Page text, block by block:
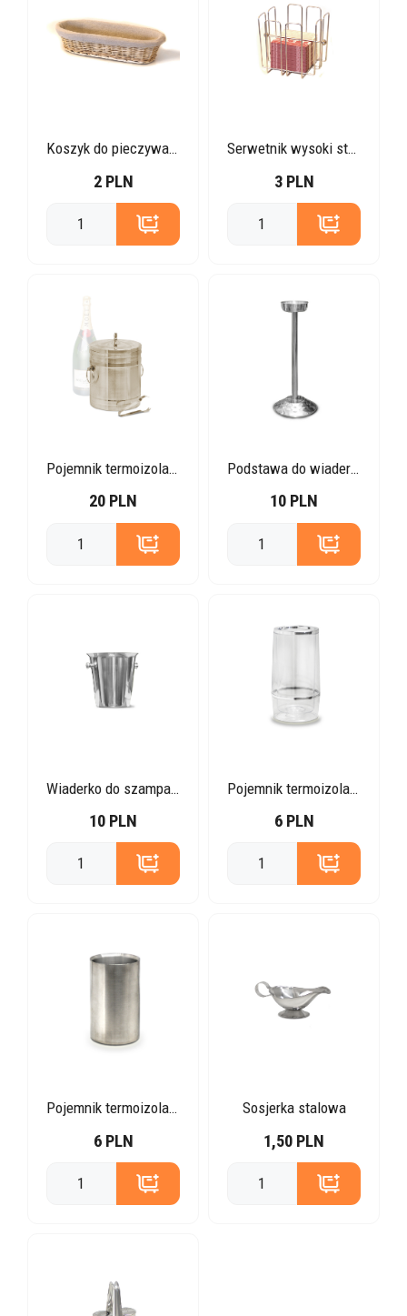
Koszyk do pieczywa owalny
2 PLN
Serwetnik wysoki stalowy
3 PLN
Pojemnik termoizolacyjny do lodu z pokrywką
20 PLN
Podstawa do wiaderka
10 PLN
Wiaderko do szampana
10 PLN
Pojemnik termoizolacyjny do wina
6 PLN
Pojemnik termoizolacyjny do wina stal
6 PLN
Sosjerka stalowa
1,50 PLN